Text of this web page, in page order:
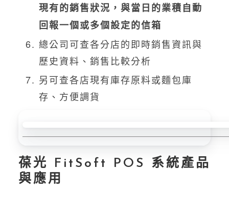
現有的銷售狀況，與當日的業積自動
回報一個或多個設定的信箱
總公司可查各分店的即時銷售資訊與
歷史資料、銷售比較分析
另可查各店現有庫存原料或麵包庫
存、方便調貨
葆光 FitSoft POS 系統產品
與應用